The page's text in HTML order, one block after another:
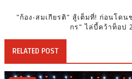
"ก้อง-สมเกียรติ" สู้เต็มที่! ก่อนโด
กร" ไล่บี้คว้าท็อป
RELATED POST